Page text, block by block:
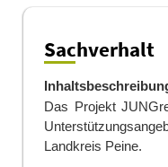
Sachverhalt
Das Projekt
Landkreis Peine.